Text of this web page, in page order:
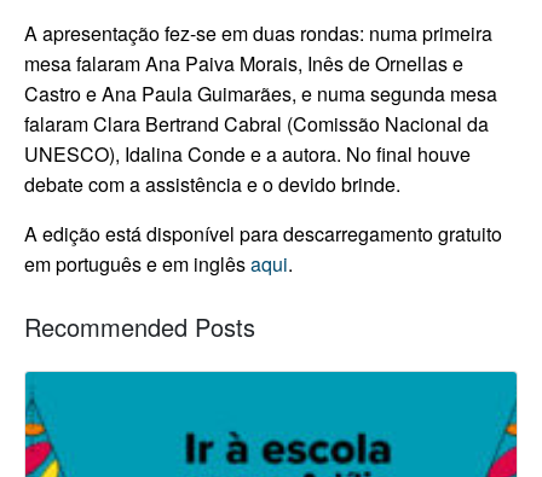
A apresentação fez-se em duas rondas: numa primeira
mesa falaram Ana Paiva Morais, Inês de Ornellas e
Castro e Ana Paula Guimarães, e numa segunda mesa
falaram Clara Bertrand Cabral (Comissão Nacional da
UNESCO), Idalina Conde e a autora. No final houve
debate com a assistência e o devido brinde.
A edição está disponível para descarregamento gratuito
em português e em inglêsaqui.
Recommended Posts